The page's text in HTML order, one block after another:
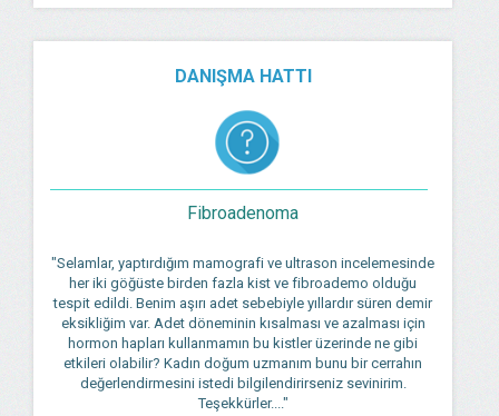
DANIŞMA HATTI
Fibroadenoma
"Selamlar, yaptırdığım mamografi ve ultrason incelemesinde
her iki göğüste birden fazla kist ve fibroademo olduğu
tespit edildi. Benim aşırı adet sebebiyle yıllardır süren demir
eksikliğim var. Adet döneminin kısalması ve azalması için
hormon hapları kullanmamın bu kistler üzerinde ne gibi
etkileri olabilir? Kadın doğum uzmanım bunu bir cerrahın
değerlendirmesini istedi bilgilendirirseniz sevinirim.
Teşekkürler...."